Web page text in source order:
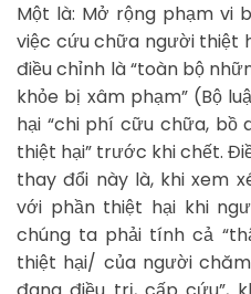
Một là: Mở rộng phạm vi
việc cứu chữa người thiệt
điều chỉnh là “toàn bộ
khỏe bị xâm phạm” (Bộ
hại “chi phí cữu chữa,
thiệt hại” trước khi chết.
thay đổi này là, khi xem
với phần thiệt hại khi
chúng ta phải tính cả
thiệt hại/ của người